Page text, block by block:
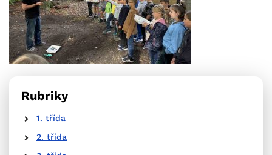
Rubriky
1. třída
2. třída